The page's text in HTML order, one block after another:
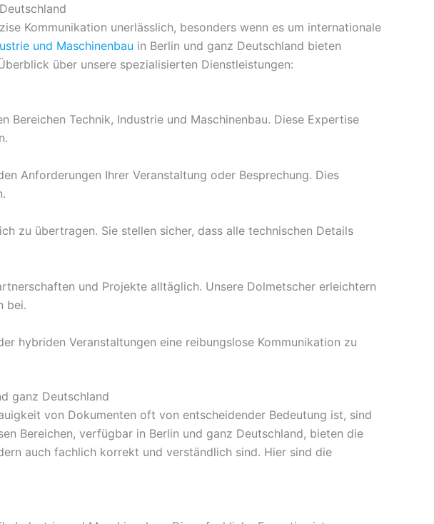
Kommunikation unerlässlich, besonders wenn es um internationale
und Maschinenbau in Berlin und ganz Deutschland bieten
über unsere spezialisierten Dienstleistungen:
Bereichen Technik, Industrie und Maschinenbau. Diese Expertise
Anforderungen Ihrer Veranstaltung oder Besprechung. Dies
zu übertragen. Sie stellen sicher, dass alle technischen Details
und Projekte alltäglich. Unsere Dolmetscher erleichtern
bei.
hybriden Veranstaltungen eine reibungslose Kommunikation zu
ganz Deutschland
von Dokumenten oft von entscheidender Bedeutung ist, sind
Bereichen, verfügbar in Berlin und ganz Deutschland, bieten die
auch fachlich korrekt und verständlich sind. Hier sind die